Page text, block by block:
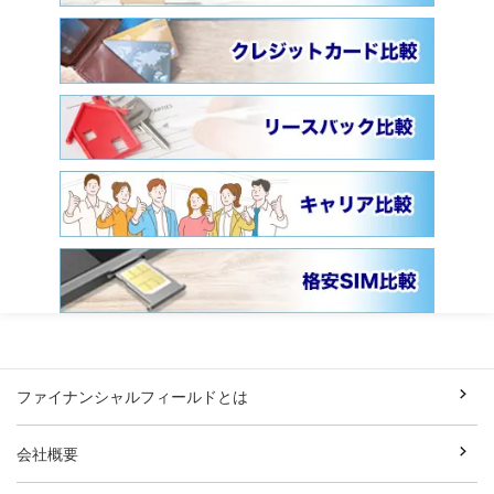
ファイナンシャルフィールドとは
会社概要